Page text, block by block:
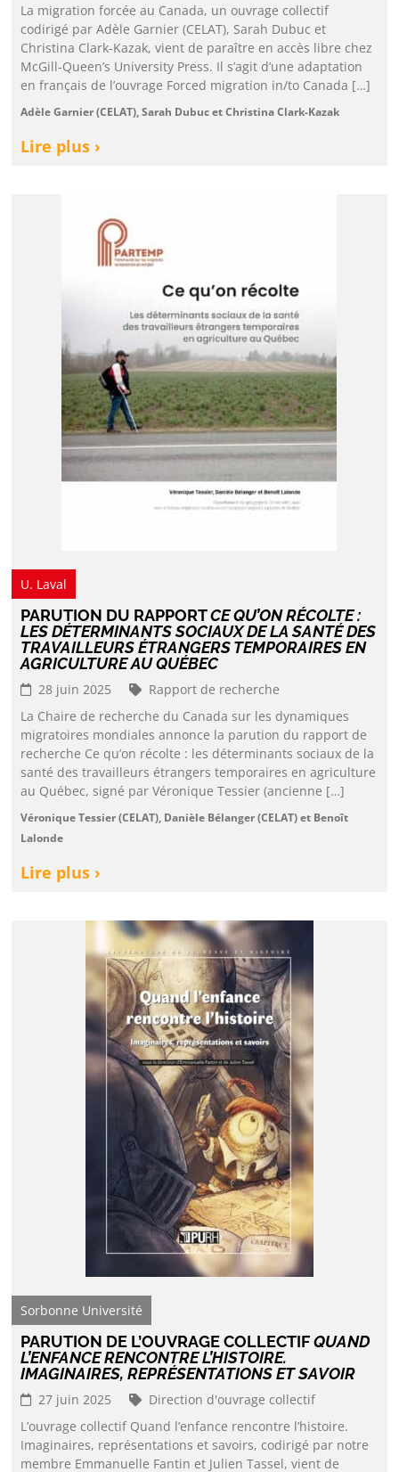
La migration forcée au Canada, un ouvrage collectif
codirigé par Adèle Garnier (CELAT), Sarah Dubuc et
Christina Clark-Kazak, vient de paraître en accès libre chez
McGill-Queen’s University Press. Il s’agit d’une adaptation
en français de l’ouvrage Forced migration in/to Canada […]
Adèle Garnier (CELAT), Sarah Dubuc et Christina Clark-Kazak
Lire plus ›
U. Laval
PARUTION DU RAPPORTCE QU’ON RÉCOLTE :
LES DÉTERMINANTS SOCIAUX DE LA SANTÉ DES
TRAVAILLEURS ÉTRANGERS TEMPORAIRES EN
AGRICULTURE AU QUÉBEC
28 juin 2025
Rapport de recherche
La Chaire de recherche du Canada sur les dynamiques
migratoires mondiales annonce la parution du rapport de
recherche Ce qu’on récolte : les déterminants sociaux de la
santé des travailleurs étrangers temporaires en agriculture
au Québec, signé par Véronique Tessier (ancienne […]
Véronique Tessier (CELAT), Danièle Bélanger (CELAT) et Benoît
Lalonde
Lire plus ›
Sorbonne Université
PARUTION DE L’OUVRAGE COLLECTIFQUAND
L’ENFANCE RENCONTRE L’HISTOIRE.
IMAGINAIRES, REPRÉSENTATIONS ET SAVOIR
27 juin 2025
Direction d'ouvrage collectif
L’ouvrage collectif Quand l’enfance rencontre l’histoire.
Imaginaires, représentations et savoirs, codirigé par notre
membre Emmanuelle Fantin et Julien Tassel, vient de